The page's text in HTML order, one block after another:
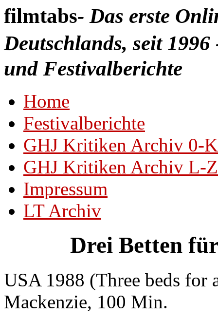
filmtabs- Das erste
Deutschlands, seit
und Festivalberichte
Home
Festivalberichte
GHJ Kritiken Archiv 0-K
GHJ Kritiken Archiv L-Z
Impressum
LT Archiv
Drei Betten
USA 1988 (Three beds for
Mackenzie, 100 Min.